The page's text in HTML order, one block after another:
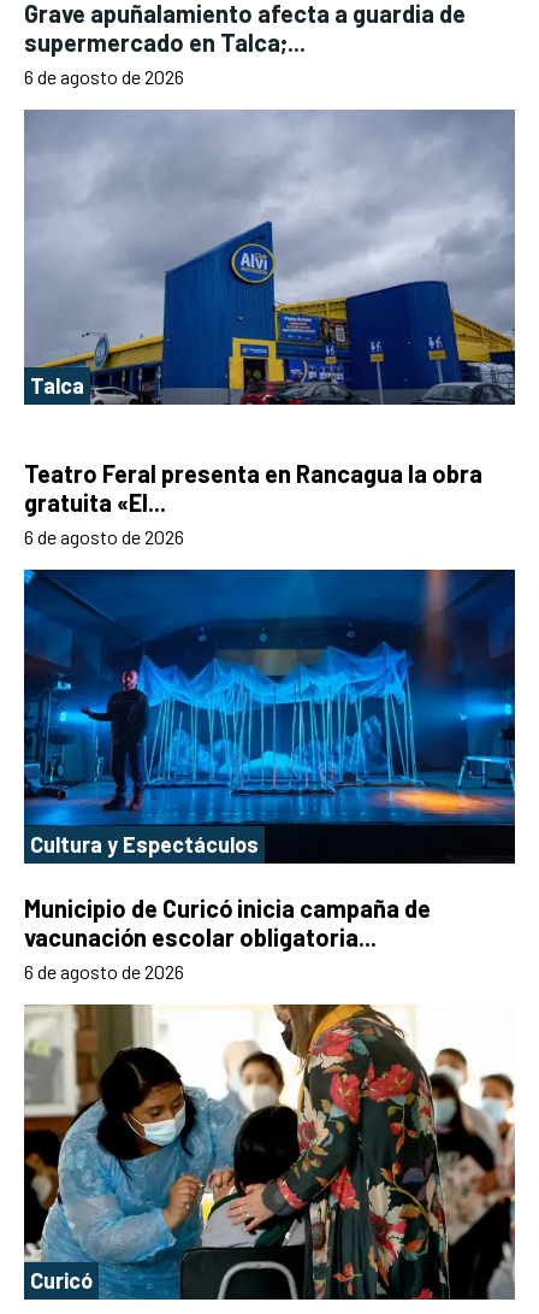
Grave apuñalamiento afecta a guardia de
supermercado en Talca;...
6 de agosto de 2026
Talca
Teatro Feral presenta en Rancagua la obra
gratuita «El...
6 de agosto de 2026
Cultura y Espectáculos
Municipio de Curicó inicia campaña de
vacunación escolar obligatoria...
6 de agosto de 2026
Curicó